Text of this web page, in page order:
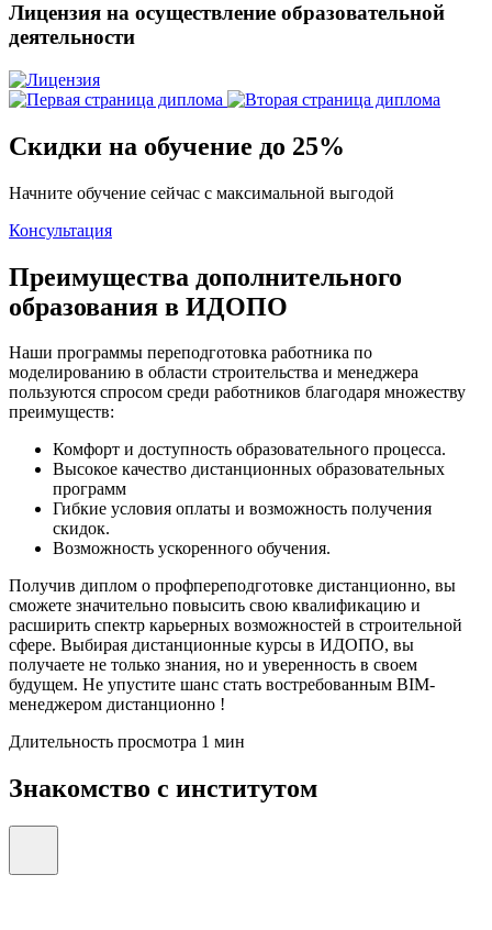
Лицензия на осуществление образовательной
деятельности
Скидки на обучение до 25%
Начните обучение сейчас с максимальной выгодой
Консультация
Преимущества дополнительного
образования в ИДОПО
Наши программы переподготовка работника по
моделированию в области строительства и менеджера
пользуются спросом среди работников благодаря множеству
преимуществ:
Комфорт и доступность образовательного процесса.
Высокое качество дистанционных образовательных
программ
Гибкие условия оплаты и возможность получения
скидок.
Возможность ускоренного обучения.
Получив диплом о профпереподготовке дистанционно, вы
сможете значительно повысить свою квалификацию и
расширить спектр карьерных возможностей в строительной
сфере. Выбирая дистанционные курсы в ИДОПО, вы
получаете не только знания, но и уверенность в своем
будущем. Не упустите шанс стать востребованным BIM-
менеджером дистанционно !
Длительность просмотра 1 мин
Знакомство с институтом